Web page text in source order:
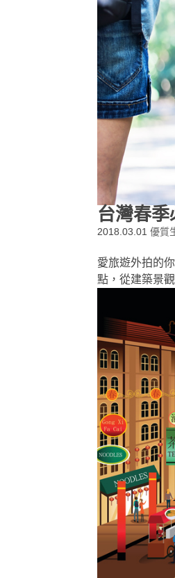
台灣春
2018.03.01 優質
愛旅遊外拍的
點，從建築景